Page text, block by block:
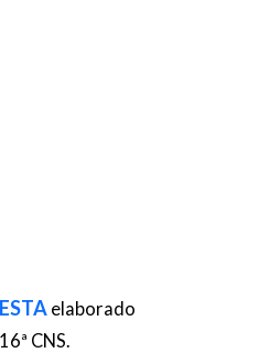
elaborado
CNS.